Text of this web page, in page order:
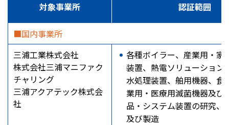
対象事業所 認証範囲
■国内事業所
三浦工業株式会社
株式会社三浦マニファク
チャリング
三浦アクアテック株式会
社
各種ボイラー、産業用・家
装置、熱電ソリューション
水処理装置、舶用機器、食
業用・医療用滅菌機器及び
品・システム装置の研究、
及び製造